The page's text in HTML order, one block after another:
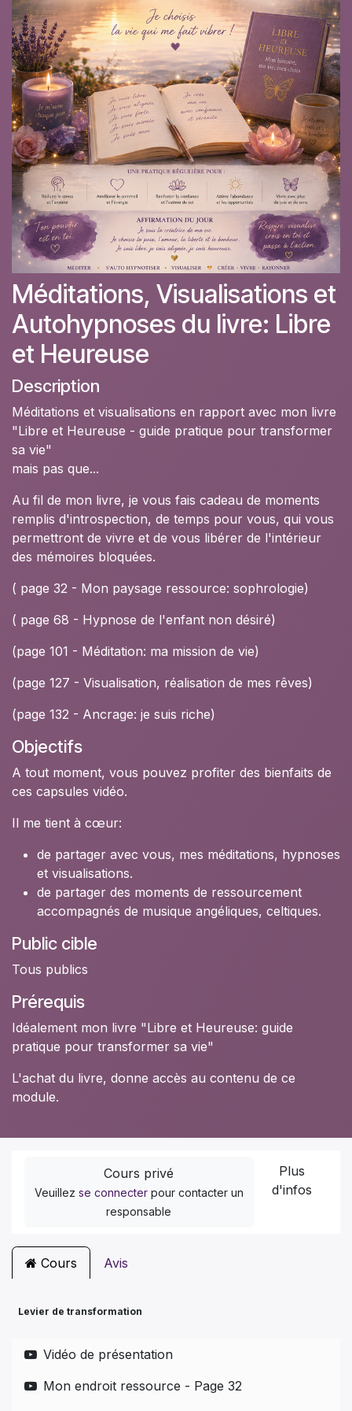
Méditations, Visualisations et
Autohypnoses du livre: Libre
et Heureuse
Description
Méditations et visualisations en rapport avec mon livre
"Libre et Heureuse - guide pratique pour transformer
sa vie"
mais pas que...
Au fil de mon livre, je vous fais cadeau de moments
remplis d'introspection, de temps pour vous, qui vous
permettront de vivre et de vous libérer de l'intérieur
des mémoires bloquées.
( page 32 - Mon paysage ressource: sophrologie)
( page 68 - Hypnose de l'enfant non désiré)
(page 101 - Méditation: ma mission de vie)
(page 127 - Visualisation, réalisation de mes rêves)
(page 132 - Ancrage: je suis riche)
Objectifs
A tout moment, vous pouvez profiter des bienfaits de
ces capsules vidéo.
Il me tient à cœur:
de partager avec vous, mes méditations, hypnoses
et visualisations.
de partager des moments de ressourcement
accompagnés de musique angéliques, celtiques.
Public cible
Tous publics
Prérequis
Idéalement mon livre "Libre et Heureuse: guide
pratique pour transformer sa vie"
L'achat du livre, donne accès au contenu de ce
module.
Cours privé
Veuillez se connecterpour contacter un
responsable
Plus
d'infos
Cours Avis
Levier de transformation
Vidéo de présentation
Mon endroit ressource - Page 32